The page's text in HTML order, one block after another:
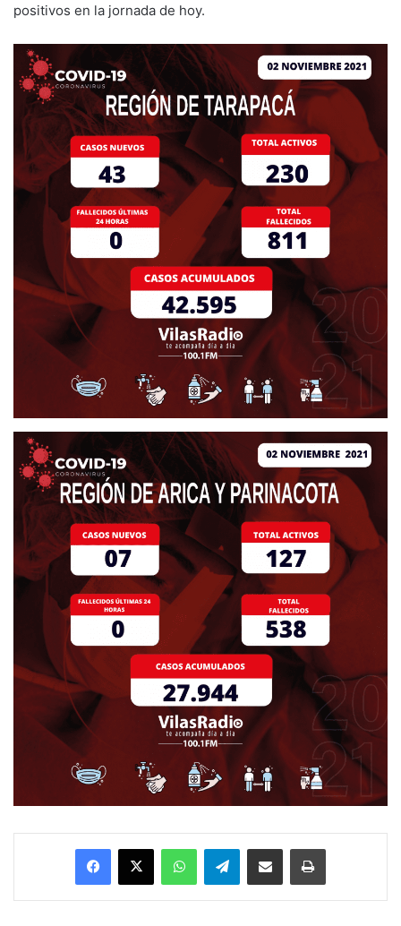
positivos en la jornada de hoy.
Facebook
X WhatsAppTelegramEnviar vía email Imprimir